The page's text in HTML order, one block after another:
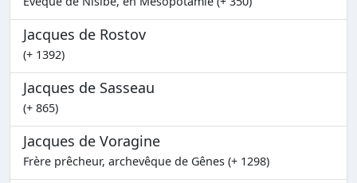
Jacques de Rostov
(+ 1392)
Jacques de Sasseau
(+ 865)
Jacques de Voragine
Frère prêcheur, archevêque de Gênes (+ 1298)